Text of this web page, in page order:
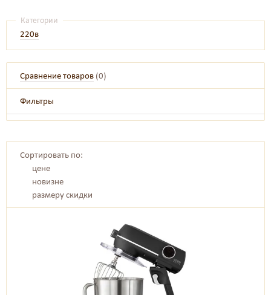
Категории
220в
Сравнение товаров (0)
Фильтры
Сортировать по:
цене
новизне
размеру скидки